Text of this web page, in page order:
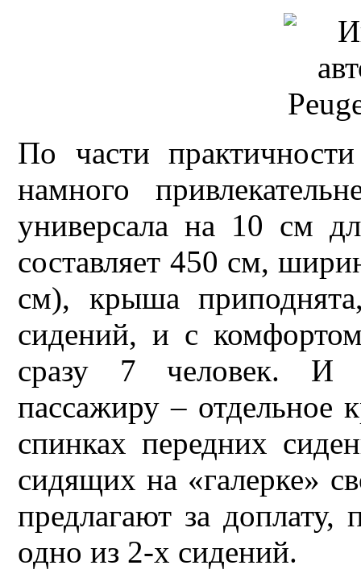
По части
намного
универсала на 10 см
составляет 450 см,
см), крыша
сидений, и с
сразу 7 человек. И
пассажиру – отдельное
спинках передних
сидящих на «галерке»
предлагают за доплату,
одно из 2-х сидений.